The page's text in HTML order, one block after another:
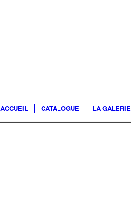
ACCUEIL CATALOGUE LA GALERIE